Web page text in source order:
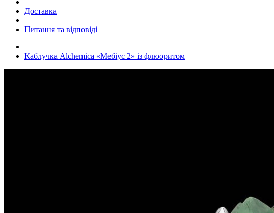
Доставка
Питання та відповіді
Каблучка Alchemica «Мебіус 2» із флюоритом